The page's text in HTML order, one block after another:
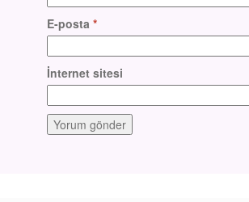
E-posta *
İnternet sitesi